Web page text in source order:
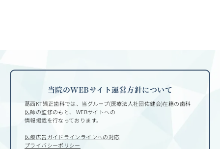
当院のWEBサイト運営方針について
葛西KT矯正歯科では、当グループ(医療法人社団佑健会)在籍の歯科
医師の監修のもと、 WEBサイトへの
情報掲載を行なっております。
医療広告ガイドラインラインへの対応
プライバシーポリシー